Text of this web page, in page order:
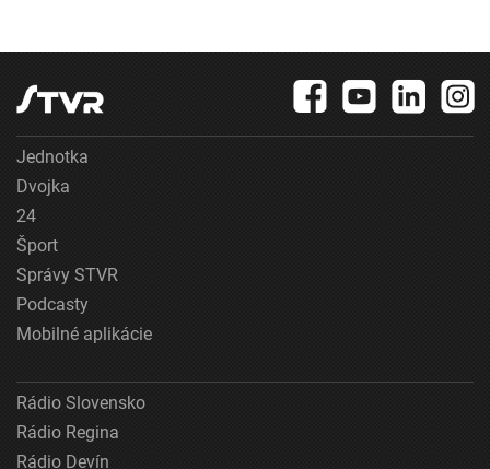
Jednotka
Dvojka
24
Šport
Správy STVR
Podcasty
Mobilné aplikácie
Rádio Slovensko
Rádio Regina
Rádio Devín